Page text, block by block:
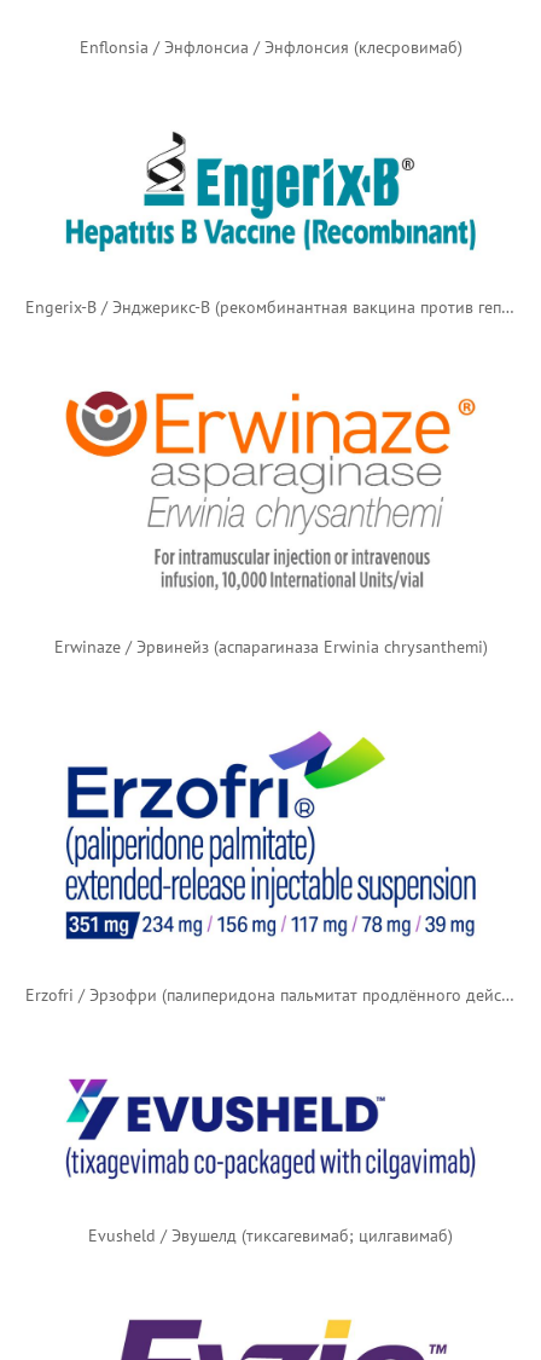
Enflonsia / Энфлонсиа / Энфлонсия (клесровимаб)
Engerix-B / Энджерикс-B (рекомбинантная вакцина против гепатита B)
Erwinaze / Эрвинейз (аспарагиназа Erwinia chrysanthemi)
Erzofri / Эрзофри (палиперидона пальмитат продлённого действия)
Evusheld / Эвушелд (тиксагевимаб; цилгавимаб)